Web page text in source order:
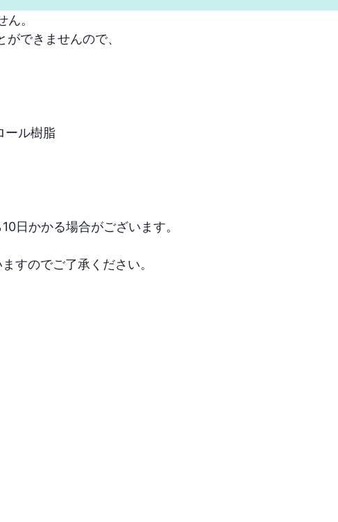
。
できませんので、
ール樹脂
日かかる場合がございます。
すのでご了承ください。